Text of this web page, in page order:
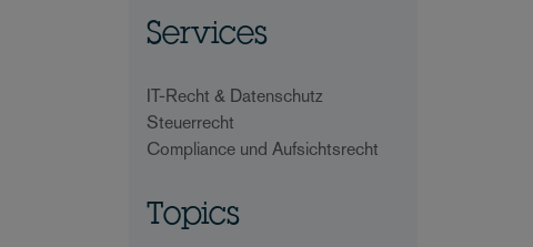
Services
IT-Recht & Datenschutz
Steuerrecht
Compliance und Aufsichtsrecht
Topics